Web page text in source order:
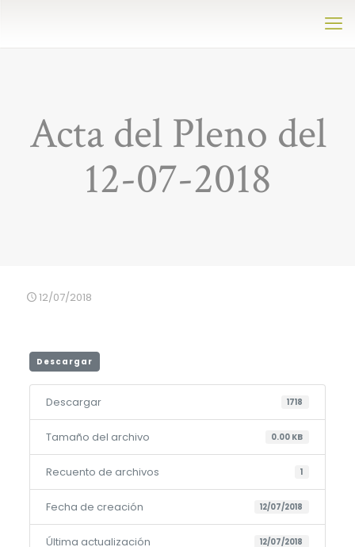
Acta del Pleno del
12-07-2018
12/07/2018
Descargar
Descargar 1718
Tamaño del archivo 0.00 KB
Recuento de archivos 1
Fecha de creación 12/07/2018
Última actualización 12/07/2018